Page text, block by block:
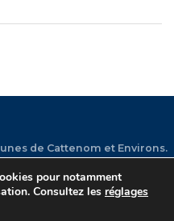
de Cattenom et Environs.
pour notamment
Consultez les réglages